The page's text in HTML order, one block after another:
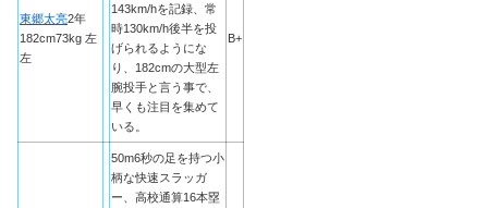
東郷太亮2年
182cm73kg 左
左
143km/hを記録、常
時130km/h後半を投
げられるようにな
り、182cmの大型左
腕投手と言う事で、
早くも注目を集めて
いる。
B+
50m6秒の足を持つ小
柄な快速スラッガ
ー、高校通算16本塁